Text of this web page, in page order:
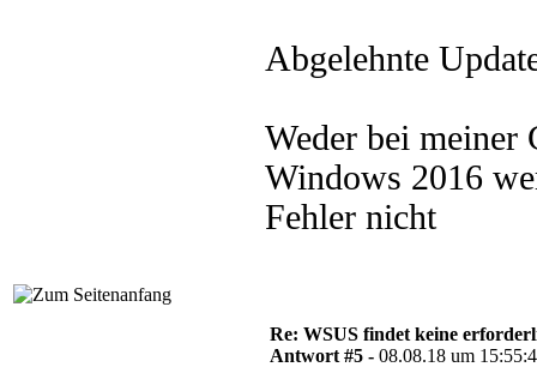
Abgelehnte
Weder bei meiner
Windows 2016
Fehler nicht
Re: WSUS findet keine
Antwort #5 - 08.08.18 um